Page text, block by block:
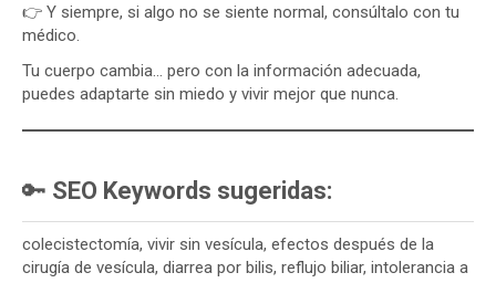
👉 Y siempre, si algo no se siente normal, consúltalo con tu
médico.
Tu cuerpo cambia… pero con la información adecuada,
puedes adaptarte sin miedo y vivir mejor que nunca.
🔑 SEO Keywords sugeridas:
colecistectomía, vivir sin vesícula, efectos después de la
cirugía de vesícula, diarrea por bilis, reflujo biliar, intolerancia a